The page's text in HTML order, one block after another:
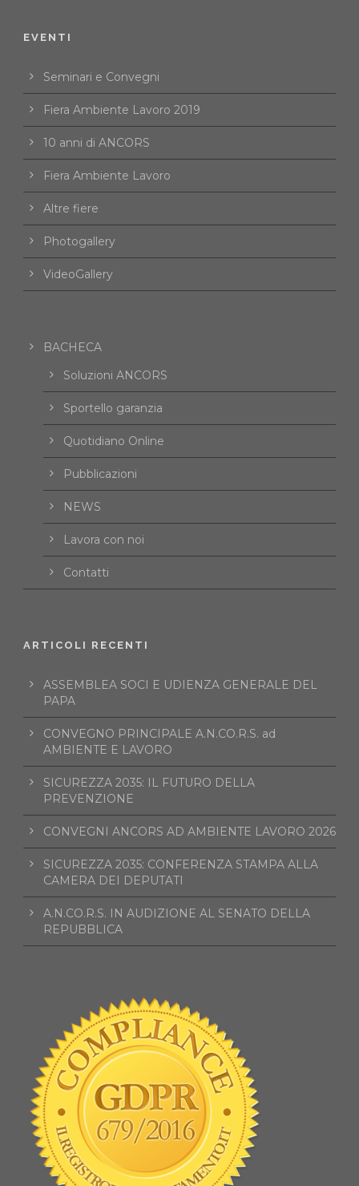
EVENTI
Seminari e Convegni
Fiera Ambiente Lavoro 2019
10 anni di ANCORS
Fiera Ambiente Lavoro
Altre fiere
Photogallery
VideoGallery
BACHECA
Soluzioni ANCORS
Sportello garanzia
Quotidiano Online
Pubblicazioni
NEWS
Lavora con noi
Contatti
ARTICOLI RECENTI
ASSEMBLEA SOCI E UDIENZA GENERALE DEL
PAPA
CONVEGNO PRINCIPALE A.N.CO.R.S. ad
AMBIENTE E LAVORO
SICUREZZA 2035: IL FUTURO DELLA
PREVENZIONE
CONVEGNI ANCORS AD AMBIENTE LAVORO 2026
SICUREZZA 2035: CONFERENZA STAMPA ALLA
CAMERA DEI DEPUTATI
A.N.CO.R.S. IN AUDIZIONE AL SENATO DELLA
REPUBBLICA